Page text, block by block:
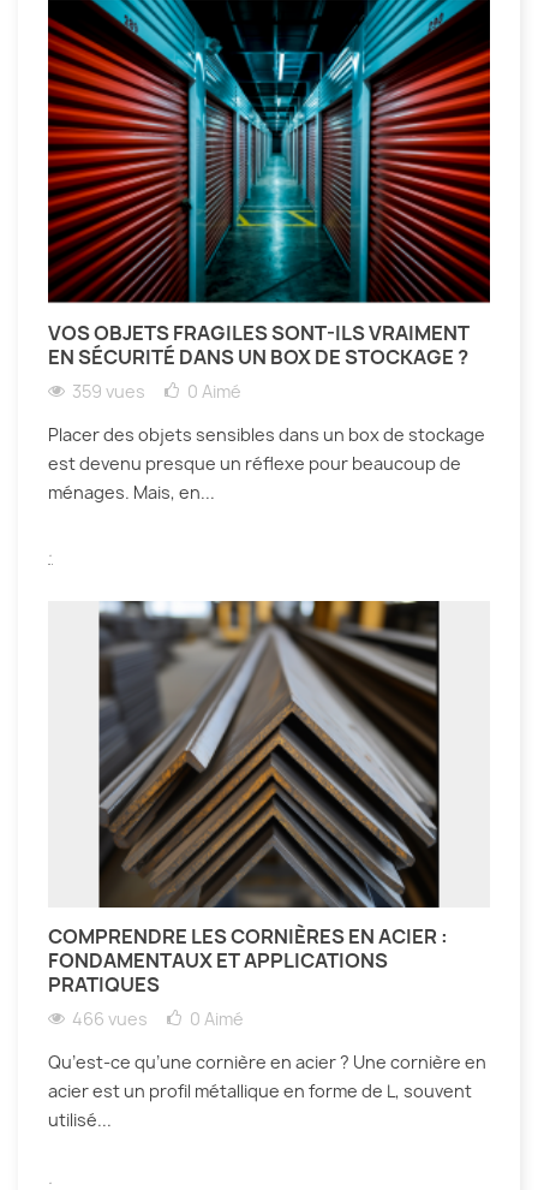
VOS OBJETS FRAGILES SONT-ILS VRAIMENT
EN SÉCURITÉ DANS UN BOX DE STOCKAGE ?
359 vues 0 Aimé
Placer des objets sensibles dans un box de stockage
est devenu presque un réflexe pour beaucoup de
ménages. Mais, en...
.
COMPRENDRE LES CORNIÈRES EN ACIER :
FONDAMENTAUX ET APPLICATIONS
PRATIQUES
466 vues 0 Aimé
Qu’est-ce qu’une cornière en acier ? Une cornière en
acier est un profil métallique en forme de L, souvent
utilisé...
.